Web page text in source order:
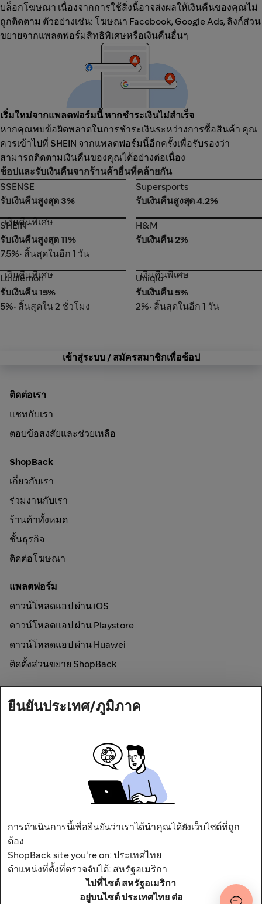
บล็อกโฆษณา เนื่องจากการใช้สิ่งนี้อาจส่งผลให้เงินคืนของคุณไม่
ถูกติดตาม ตัวอย่างเช่น: โฆษณา Facebook, Google Ads, ลิงก์ส่วน
ขยายจากแพลตฟอร์มสิทธิพิเศษหรือเงินคืนอื่นๆ
เริ่มใหม่จากแพลตฟอร์มนี้ หากชำระเงินไม่สำเร็จ
หากคุณพบข้อผิดพลาดในการชำระเงินระหว่างการซื้อสินค้า คุณ
ควรเข้าไปที่ SHEIN จากแพลตฟอร์มนี้อีกครั้งเพื่อรับรองว่า
สามารถติดตามเงินคืนของคุณได้อย่างต่อเนื่อง
ช้อปและรับเงินคืนจากร้านค้าอื่นที่คล้ายกัน
SSENSE
SSENSE
รับเงินคืนสูงสุด 3%
Supersports
Supersports
รับเงินคืนสูงสุด 4.2%
SHEIN
เงินคืนพิเศษ
SHEIN
รับเงินคืนสูงสุด 11%
7.5%• สิ้นสุดในอีก 1 วัน
H&M
H&M
รับเงินคืน 2%
Lululemon
เงินคืนพิเศษ
Lululemon
รับเงินคืน 15%
5%• สิ้นสุดใน 2 ชั่วโมง
Uniqlo
เงินคืนพิเศษ
Uniqlo
รับเงินคืน 5%
2%• สิ้นสุดในอีก 1 วัน
เข้าสู่ระบบ / สมัครสมาชิกเพื่อช้อป
ติดต่อเรา
แชทกับเรา
ตอบข้อสงสัยและช่วยเหลือ
ShopBack
เกี่ยวกับเรา
ร่วมงานกับเรา
ร้านค้าทั้งหมด
ชั้นธุรกิจ
ติดต่อโฆษณา
แพลตฟอร์ม
ดาวน์โหลดแอป ผ่าน iOS
ดาวน์โหลดแอป ผ่าน Playstore
ดาวน์โหลดแอป ผ่าน Huawei
ติดตั้งส่วนขยาย ShopBack
ช้อปออนไลน์และรับเงินคืน
ที่อยู่ : 50 อาคารจีเอ็มเอ็มแกรมมี่เพลส
ยูนิตเลขที่ 1909-1910 ชั้น 19 ซอย 21 (อโศก) สุขุมวิท
แขวงคลองเตยเหนือ เขตวัฒนา กรุงเทพมหานคร 10110
เงื่อนไขและข้อกำหนดนโยบายความเป็นส่วนตัว
ยืนยันประเทศ/ภูมิภาค
การดำเนินการนี้เพื่อยืนยันว่าเราได้นำคุณได้ยังเว็บไซต์ที่ถูก
ต้อง
ShopBack site you're on: ประเทศไทย
ตำแหน่งที่ตั้งที่ตรวจจับได้: สหรัฐอเมริกา
ไปที่ไซต์ สหรัฐอเมริกา
อยู่บนไซต์ ประเทศไทย ต่อ